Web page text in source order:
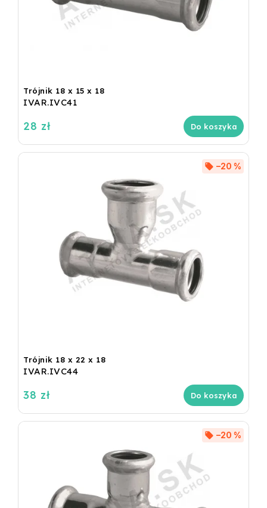
Trójnik 18 x 15 x 18
IVAR.IVC41
28 zł Do koszyka
Trójnik 18 x 22 x 18
IVAR.IVC44
–20 %
38 zł Do koszyka
–20 %